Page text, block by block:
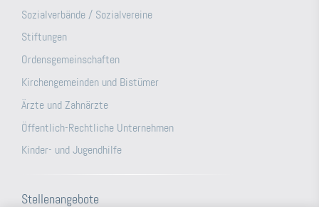
Sozialverbände / Sozialvereine
Stiftungen
Ordensgemeinschaften
Kirchengemeinden und Bistümer
Ärzte und Zahnärzte
Öffentlich-Rechtliche Unternehmen
Kinder- und Jugendhilfe
Stellenangebote